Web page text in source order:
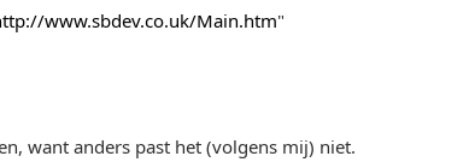
www.sbdev.co.uk/Main.htm"
want anders past het (volgens mij) niet.